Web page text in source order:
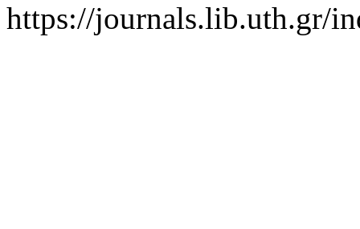
https://journals.lib.uth.gr/